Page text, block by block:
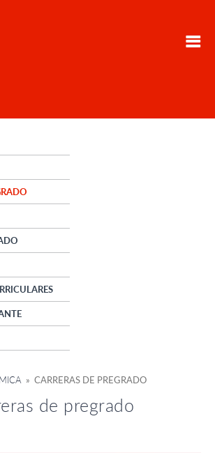
» CARRERAS DE PREGRADO
de pregrado